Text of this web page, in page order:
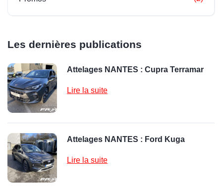
Les dernières publications
Attelages NANTES : Cupra Terramar
Lire la suite
Attelages NANTES : Ford Kuga
Lire la suite